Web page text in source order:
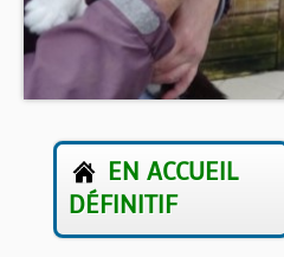
BOUTIQUE
FORUM
EN ACCUEIL
DÉFINITIF